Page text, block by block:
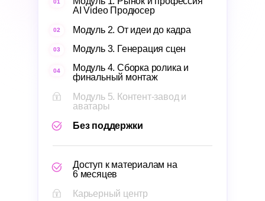
01
AI Video Продюсер
02 Модуль 2. От идеи до кадра
03 Модуль 3. Генерация сцен
04
Модуль 4. Сборка ролика и
финальный монтаж
Модуль 5. Контент-завод и
аватары
Без поддержки
Доступ к материалам на
6 месяцев
Карьерный центр